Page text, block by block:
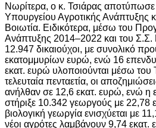
Νωρίτερα, ο κ. Τσιάρας
Υπουργείου Αγροτικής Ανάπτυξης
Βοιωτία. Ειδικότερα, μέσω του
Ανάπτυξης 2014–2022 και του Σ.Σ.
12.947 δικαιούχοι, με συνολικό
εκατομμυρίων ευρώ, ενώ 16
εκατ. ευρώ υλοποιούνται μέσω
τελευταία πενταετία, οι
ανήλθαν σε 12,6 εκατ. ευρώ, ενώ η
στήριξε 10.342 γεωργούς με 22,78
βιολογική γεωργία ενισχύεται με
νέοι αγρότες λαμβάνουν 9,74 εκατ.